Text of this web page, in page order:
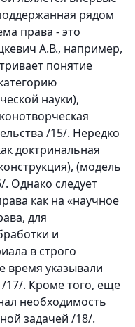
рядом
права - это
А.В., например,
понятие
науки),
/15/. Нередко
доктринальная
(модель
Однако следует
как на «научное
для
и
в строго
время указывали
17/. Кроме того, еще
необходимость
задачей /18/.